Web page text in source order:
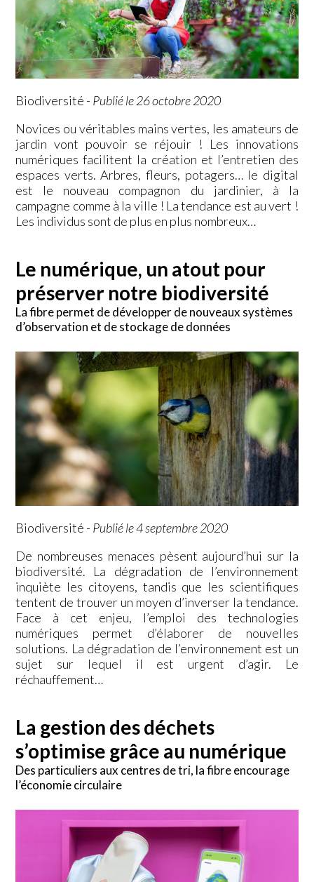
Biodiversité - Publié le 26 octobre 2020
Novices ou véritables mains vertes, les amateurs de
jardin vont pouvoir se réjouir ! Les innovations
numériques facilitent la création et l’entretien des
espaces verts. Arbres, fleurs, potagers… le digital
est le nouveau compagnon du jardinier, à la
campagne comme à la ville ! La tendance est au vert !
Les individus sont de plus en plus nombreux…
Le numérique, un atout pour
préserver notre biodiversité
La fibre permet de développer de nouveaux systèmes
d’observation et de stockage de données
Biodiversité - Publié le 4 septembre 2020
De nombreuses menaces pèsent aujourd’hui sur la
biodiversité. La dégradation de l’environnement
inquiète les citoyens, tandis que les scientifiques
tentent de trouver un moyen d’inverser la tendance.
Face à cet enjeu, l’emploi des technologies
numériques permet d’élaborer de nouvelles
solutions. La dégradation de l’environnement est un
sujet sur lequel il est urgent d’agir. Le
réchauffement…
La gestion des déchets
s’optimise grâce au numérique
Des particuliers aux centres de tri, la fibre encourage
l’économie circulaire